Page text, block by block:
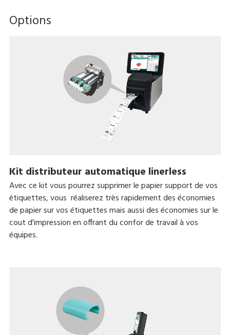
Options
Kit distributeur automatique linerless
Avec ce kit vous pourrez supprimer le papier support de vos
étiquettes, vous réaliserez très rapidement des économies
de papier sur vos étiquettes mais aussi des économies sur le
cout d'impression en offrant du confor de travail à vos
équipes.